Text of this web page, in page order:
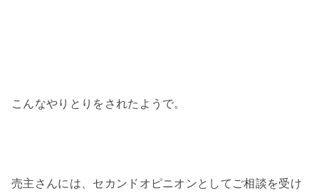
こんなやりとりをされたようで。
売主さんには、セカンドオピニオンとしてご相談を受け